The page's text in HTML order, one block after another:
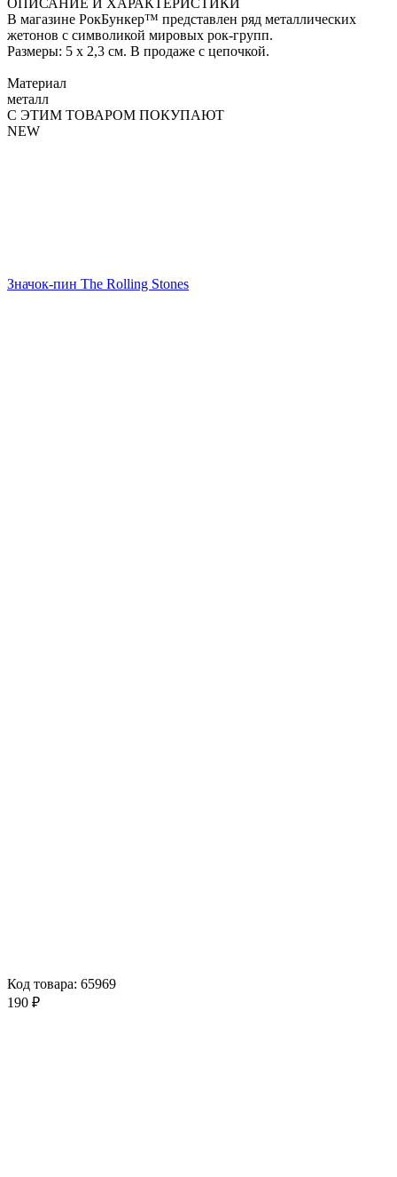
В магазине РокБункер™ представлен ряд металлических
жетонов с символикой мировых рок-групп.
Размеры: 5 х 2,3 см. В продаже с цепочкой.
Материал
металл
С ЭТИМ ТОВАРОМ ПОКУПАЮТ
NEW
Значок-пин The Rolling Stones
Код товара: 65969
190 ₽